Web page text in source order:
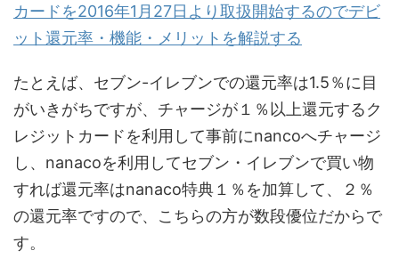
カードを2016年1月27日より取扱開始するのでデビ
ット還元率・機能・メリットを解説する
たとえば、セブン-イレブンでの還元率は1.5％に目
がいきがちですが、チャージが１％以上還元するク
レジットカードを利用して事前にnancoへチャージ
し、nanacoを利用してセブン・イレブンで買い物
すれば還元率はnanaco特典１％を加算して、２％
の還元率ですので、こちらの方が数段優位だからで
す。